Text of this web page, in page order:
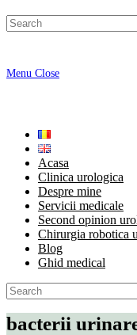
Menu Close
Acasa
Clinica urologica
Despre mine
Servicii medicale
Second opinion
Chirurgia robotica
Blog
Ghid medical
bacterii